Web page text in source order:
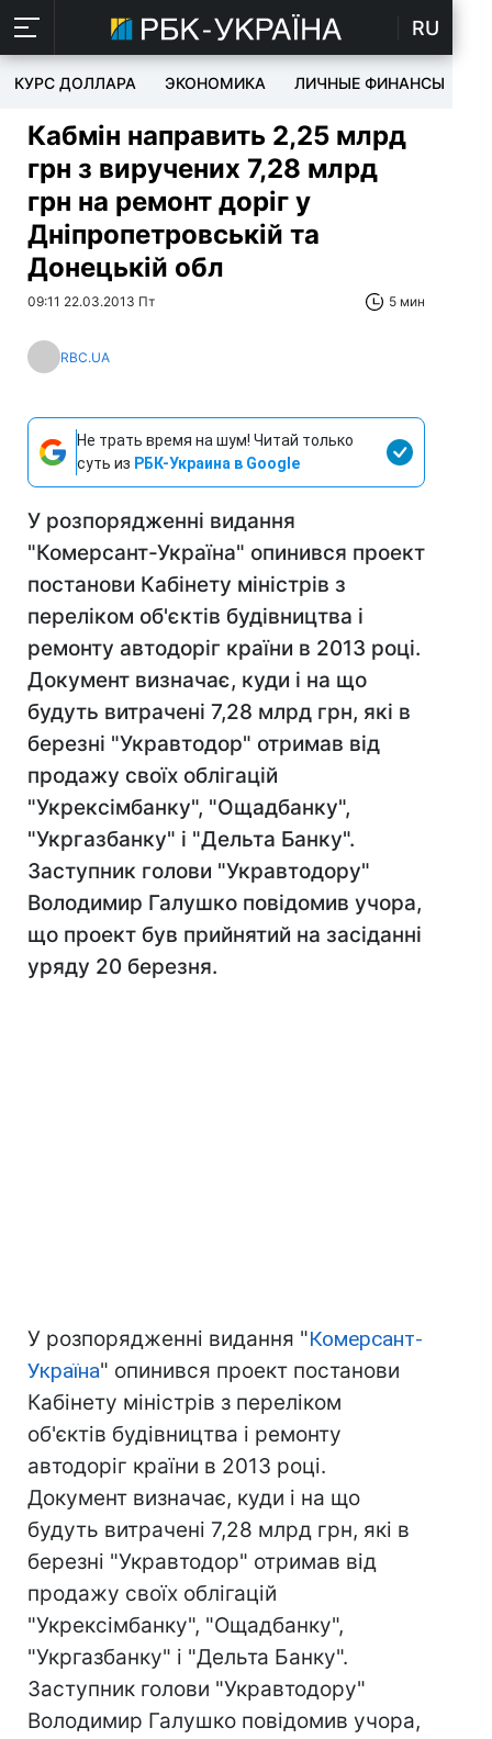
RU
КУРС ДОЛЛАРА ЭКОНОМИКА ЛИЧНЫЕ ФИНАНСЫ
Кабмін направить 2,25 млрд
грн з виручених 7,28 млрд
грн на ремонт доріг у
Дніпропетровській та
Донецькій обл
09:11 22.03.2013 Пт 5 мин
RBC.UA
Не трать время на шум! Читай только
суть из РБК-Украина в Google
У розпорядженні видання
"Комерсант-Україна" опинився проект
постанови Кабінету міністрів з
переліком об'єктів будівництва і
ремонту автодоріг країни в 2013 році.
Документ визначає, куди і на що
будуть витрачені 7,28 млрд грн, які в
березні "Укравтодор" отримав від
продажу своїх облігацій
"Укрексімбанку", "Ощадбанку",
"Укргазбанку" і "Дельта Банку".
Заступник голови "Укравтодору"
Володимир Галушко повідомив учора,
що проект був прийнятий на засіданні
уряду 20 березня.
У розпорядженні видання "Комерсант-
Україна" опинився проект постанови
Кабінету міністрів з переліком
об'єктів будівництва і ремонту
автодоріг країни в 2013 році.
Документ визначає, куди і на що
будуть витрачені 7,28 млрд грн, які в
березні "Укравтодор" отримав від
продажу своїх облігацій
"Укрексімбанку", "Ощадбанку",
"Укргазбанку" і "Дельта Банку".
Заступник голови "Укравтодору"
Володимир Галушко повідомив учора,